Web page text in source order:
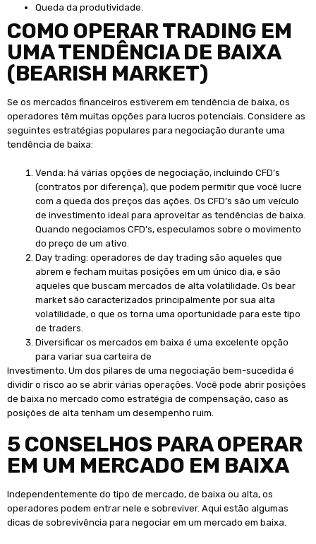
Queda da produtividade.
COMO OPERAR TRADING EM
UMA TENDÊNCIA DE BAIXA
(BEARISH MARKET)
Se os mercados financeiros estiverem em tendência de baixa, os
operadores têm muitas opções para lucros potenciais. Considere as
seguintes estratégias populares para negociação durante uma
tendência de baixa:
Venda: há várias opções de negociação, incluindo CFD’s
(contratos por diferença), que podem permitir que você lucre
com a queda dos preços das ações. Os CFD’s são um veículo
de investimento ideal para aproveitar as tendências de baixa.
Quando negociamos CFD’s, especulamos sobre o movimento
do preço de um ativo.
Day trading: operadores de day trading são aqueles que
abrem e fecham muitas posições em um único dia, e são
aqueles que buscam mercados de alta volatilidade. Os bear
market são caracterizados principalmente por sua alta
volatilidade, o que os torna uma oportunidade para este tipo
de traders.
Diversificar os mercados em baixa é uma excelente opção
para variar sua carteira de
Investimento. Um dos pilares de uma negociação bem-sucedida é
dividir o risco ao se abrir várias operações. Você pode abrir posições
de baixa no mercado como estratégia de compensação, caso as
posições de alta tenham um desempenho ruim.
5 CONSELHOS PARA OPERAR
EM UM MERCADO EM BAIXA
Independentemente do tipo de mercado, de baixa ou alta, os
operadores podem entrar nele e sobreviver. Aqui estão algumas
dicas de sobrevivência para negociar em um mercado em baixa.